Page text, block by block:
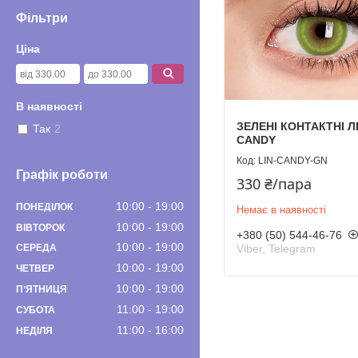
Фільтри
Ціна
В наявності
Так 2
Графік роботи
ПОНЕДІЛОК 10:00 19:00
ВІВТОРОК 10:00 19:00
СЕРЕДА 10:00 19:00
ЧЕТВЕР 10:00 19:00
ПʼЯТНИЦЯ 10:00 19:00
СУБОТА 11:00 19:00
НЕДІЛЯ 11:00 16:00
ЗЕЛЕНІ КОНТАКТНІ
CANDY
LIN-CANDY-GN
330 ₴/пара
Немає в наявності
+380 (50) 544-46-76
Viber, Telegram